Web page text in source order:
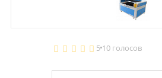
5 10 голосов